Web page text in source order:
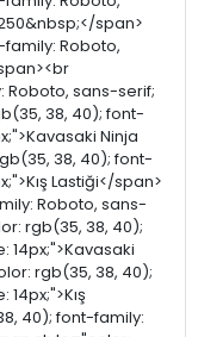
span>
Roboto,
Roboto, sans-serif;
38, 40); font-
Ninja
38, 40); font-
Lastiği</span>
Roboto, sans-
rgb(35, 38, 40);
rgb(35, 38, 40);
40); font-family: